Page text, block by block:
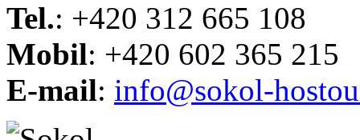
Tel.: +420 312 665 108
Mobil: +420 602 365 215
E-mail: info@sokol-